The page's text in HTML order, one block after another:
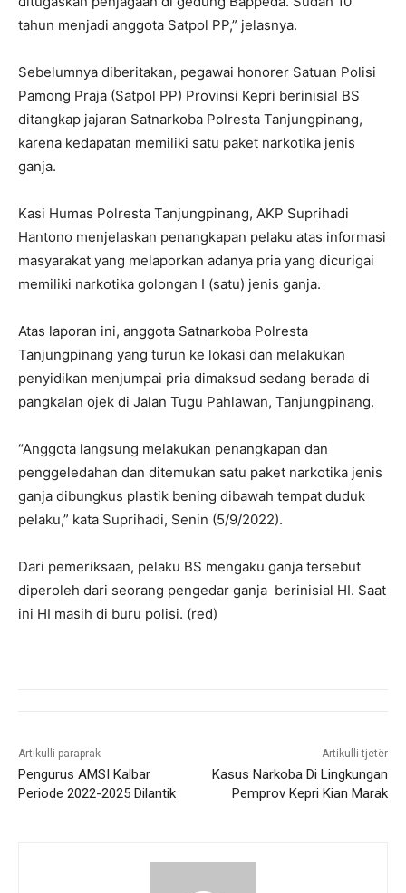
tahun menjadi anggota Satpol PP,” jelasnya.
Sebelumnya diberitakan, pegawai honorer Satuan Polisi
Pamong Praja (Satpol PP) Provinsi Kepri berinisial BS
ditangkap jajaran Satnarkoba Polresta Tanjungpinang,
karena kedapatan memiliki satu paket narkotika jenis
ganja.
Kasi Humas Polresta Tanjungpinang, AKP Suprihadi
Hantono menjelaskan penangkapan pelaku atas informasi
masyarakat yang melaporkan adanya pria yang dicurigai
memiliki narkotika golongan I (satu) jenis ganja.
Atas laporan ini, anggota Satnarkoba Polresta
Tanjungpinang yang turun ke lokasi dan melakukan
penyidikan menjumpai pria dimaksud sedang berada di
pangkalan ojek di Jalan Tugu Pahlawan, Tanjungpinang.
“Anggota langsung melakukan penangkapan dan
penggeledahan dan ditemukan satu paket narkotika jenis
ganja dibungkus plastik bening dibawah tempat duduk
pelaku,” kata Suprihadi, Senin (5/9/2022).
Dari pemeriksaan, pelaku BS mengaku ganja tersebut
diperoleh dari seorang pengedar ganja berinisial HI. Saat
ini HI masih di buru polisi. (red)
Artikulli paraprak
Pengurus AMSI Kalbar
Periode 2022-2025 Dilantik
Artikulli tjetër
Kasus Narkoba Di Lingkungan
Pemprov Kepri Kian Marak